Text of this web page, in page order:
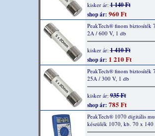
kisker ár:1 140 Ft
shop ár: 960 Ft
PeakTech® finom biztosíték
2A / 600 V, 1 db
kisker ár:1 410 Ft
shop ár: 1 210 Ft
PeakTech® finom biztosíték
25A / 300 V, 1 db
kisker ár:935 Ft
shop ár: 785 Ft
PeakTech® 1070 digitális
készülék 1070, kb. 70 x